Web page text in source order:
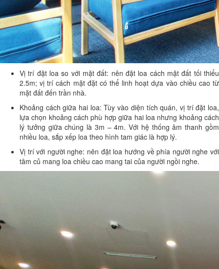
Vị trí đặt loa so với mặt đất: nên đặt loa cách mặt đất tối thiểu
2.5m; vị trí cách mặt đặt có thể linh hoạt dựa vào chiều cao từ
mặt đất đến trần nhà.
Khoảng cách giữa hai loa: Tùy vào diện tích quán, vị trí đặt loa,
lựa chọn khoảng cách phù hợp giữa hai loa nhưng khoảng cách
lý tưởng giữa chúng là 3m – 4m. Với hệ thống âm thanh gồm
nhiều loa, sắp xếp loa theo hình tam giác là hợp lý.
Vị trí với người nghe: nên đặt loa hướng về phía người nghe với
tâm củ mang loa chiều cao mang tai của người ngồi nghe.